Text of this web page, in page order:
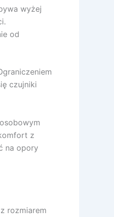
wyżej
od
czujniki
z
na opory
rozmiarem